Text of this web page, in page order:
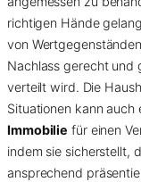
richtigen Hände
von
Nachlass gerecht und
verteilt wird. Die
Situationen kann auch
Immobilie für einen
indem sie sicherstellt,
ansprechend